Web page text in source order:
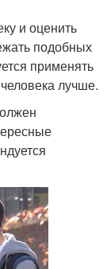
и оценить
подобных
применять
лучше.